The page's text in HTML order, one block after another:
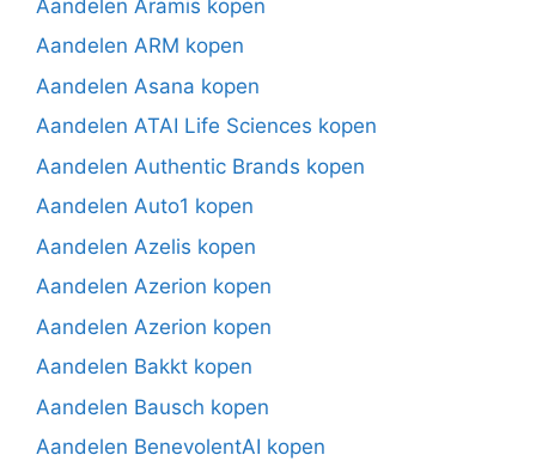
Aandelen Aramis kopen
Aandelen ARM kopen
Aandelen Asana kopen
Aandelen ATAI Life Sciences kopen
Aandelen Authentic Brands kopen
Aandelen Auto1 kopen
Aandelen Azelis kopen
Aandelen Azerion kopen
Aandelen Azerion kopen
Aandelen Bakkt kopen
Aandelen Bausch kopen
Aandelen BenevolentAI kopen